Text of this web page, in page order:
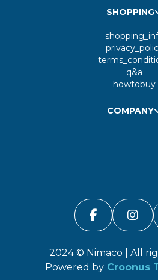
SHOPPING
q&a
howtobuy
COMPANY
2024 © Nimaco | All
Powered by Croonus